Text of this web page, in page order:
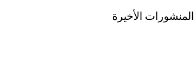
المنشورات الأخيرة